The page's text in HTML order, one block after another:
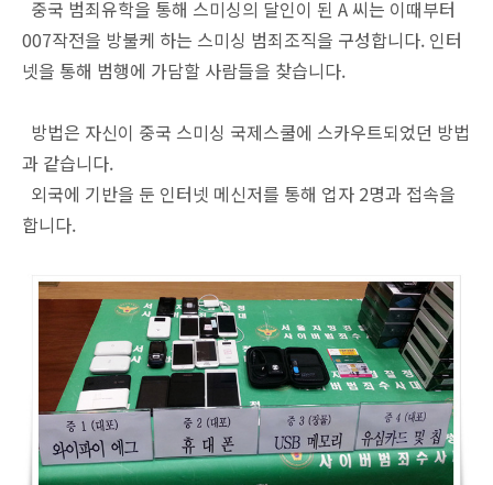
중국 범죄유학을 통해 스미싱의 달인이 된 A 씨는 이때부터
007작전을 방불케 하는 스미싱 범죄조직을 구성합니다. 인터
넷을 통해 범행에 가담할 사람들을 찾습니다.
방법은 자신이 중국 스미싱 국제스쿨에 스카우트되었던 방법
과 같습니다.
외국에 기반을 둔 인터넷 메신저를 통해 업자 2명과 접속을
합니다.